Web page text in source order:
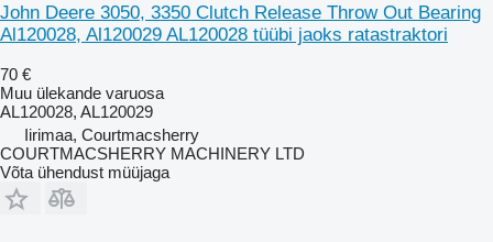
John Deere 3050, 3350 Clutch Release Throw Out Bearing
Al120028, Al120029 AL120028 tüübi jaoks ratastraktori
70 €
Muu ülekande varuosa
AL120028, AL120029
Iirimaa, Courtmacsherry
COURTMACSHERRY MACHINERY LTD
Võta ühendust müüjaga